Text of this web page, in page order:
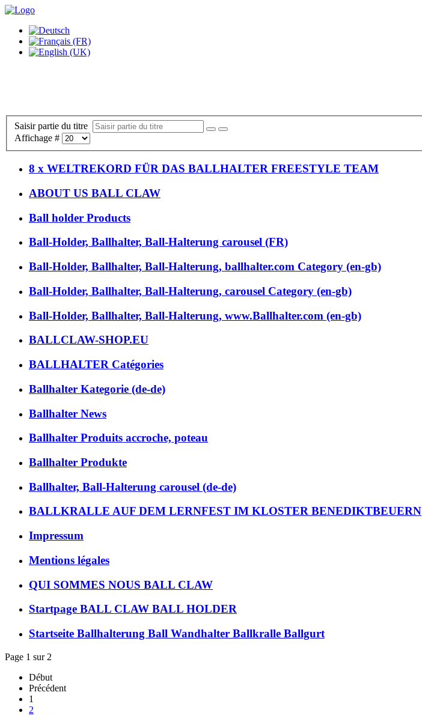
Saisir partie du titre
Affichage #
8 x WELTREKORD FÜR DAS BALLHALTER FREESTYLE TEAM
ABOUT US BALL CLAW
Ball holder Products
Ball-Holder, Ballhalter, Ball-Halterung carousel (FR)
Ball-Holder, Ballhalter, Ball-Halterung, ballhalter.com Category (en-gb)
Ball-Holder, Ballhalter, Ball-Halterung, carousel Category (en-gb)
Ball-Holder, Ballhalter, Ball-Halterung, www.Ballhalter.com (en-gb)
BALLCLAW-SHOP.EU
BALLHALTER Catégories
Ballhalter Kategorie (de-de)
Ballhalter News
Ballhalter Produits accroche, poteau
Ballhalter Produkte
Ballhalter, Ball-Halterung carousel (de-de)
BALLKRALLE AUF DEM LERNFEST IM KLOSTER BENEDIKTBEUERN
Impressum
Mentions légales
QUI SOMMES NOUS BALL CLAW
Startpage BALL CLAW BALL HOLDER
Startseite Ballhalterung Ball Wandhalter Ballkralle Ballgurt
Page 1 sur 2
Début
Précédent
1
2